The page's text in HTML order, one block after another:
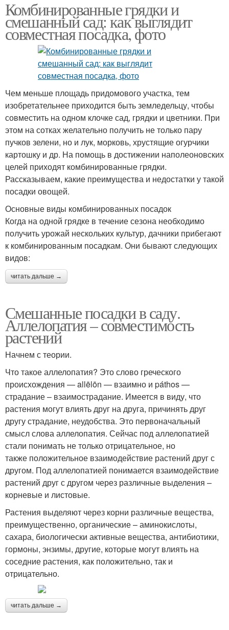
Комбинированные грядки и
смешанный сад: как выглядит
совместная посадка, фото
Чем меньше площадь придомового участка, тем
изобретательнее приходится быть земледельцу, чтобы
совместить на одном клочке сад, грядки и цветники. При
этом на сотках желательно получить не только пару
пучков зелени, но и лук, морковь, хрустящие огурчики
картошку и др. На помощь в достижении наполеоновских
целей приходят комбинированные грядки.
Рассказываем, какие преимущества и недостатки у такой
посадки овощей.
Основные виды комбинированных посадок
Когда на одной грядке в течение сезона необходимо
получить урожай нескольких культур, дачники прибегают
к комбинированным посадкам. Они бывают следующих
видов:
читать дальше →
Смешанные посадки в саду.
Аллелопатия – совместимость
растений
Начнем с теории.
Что такое аллелопатия? Это слово греческого
происхождения — allēlōn — взаимно и páthos —
страдание – взаимострадание. Имеется в виду, что
растения могут влиять друг на друга, причинять друг
другу страдание, неудобства. Это первоначальный
смысл слова аллелопатия. Сейчас под аллелопатией
стали понимать не только отрицательное, но
также положительное взаимодействие растений друг с
другом. Под аллелопатией понимается взаимодействие
растений друг с другом через различные выделения –
корневые и листовые.
Растения выделяют через корни различные вещества,
преимущественно, органические – аминокислоты,
сахара, биологически активные вещества, антибиотики,
гормоны, энзимы, другие, которые могут влиять на
соседние растения, как положительно, так и
отрицательно.
читать дальше →